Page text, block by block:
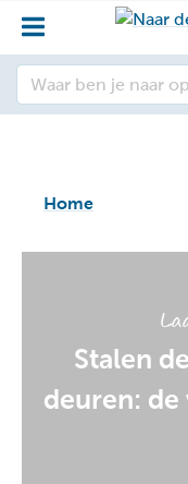
Home
Stalen
deuren: